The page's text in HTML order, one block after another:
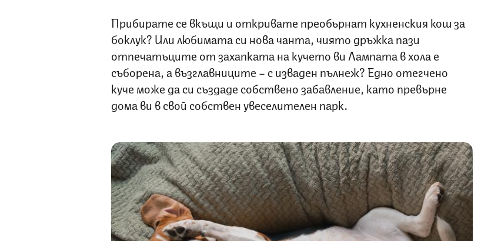
Прибирате се вкъщи и откривате преобърнат кухненския кош за
боклук? Или любимата си нова чанта, чиято дръжка пази
отпечатъците от захапката на кучето ви Лампата в хола е
съборена, а възглавниците – с изваден пълнеж? Едно отегчено
куче може да си създаде собствено забавление, като превърне
дома ви в свой собствен увеселителен парк.